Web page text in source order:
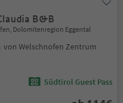
B&B
Dolomitenregion Eggental
von Welschnofen Zentrum
Südtirol Guest Pass